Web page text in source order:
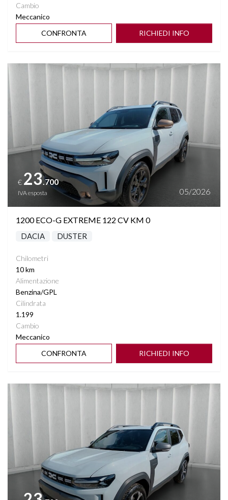
Cambio
Meccanico
CONFRONTA
RICHIEDI INFO
Vedi dettagli
€ 23.700
IVA esposta 05/2026
1200 ECO-G EXTREME 122 CV KM 0
DACIA DUSTER
Chilometri
10 km
Alimentazione
Benzina/GPL
Cilindrata
1.199
Cambio
Meccanico
CONFRONTA
RICHIEDI INFO
Vedi dettagli